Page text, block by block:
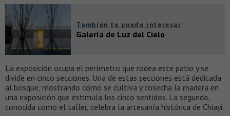
También te puede interesar
Galería de Luz del Cielo
La exposición ocupa el perímetro que rodea este patio y se
divide en cinco secciones. Una de estas secciones está dedicada
al bosque, mostrando cómo se cultiva y cosecha la madera en
una exposición que estimula los cinco sentidos. La segunda,
conocida como el taller, celebra la artesanía histórica de Chiayi.